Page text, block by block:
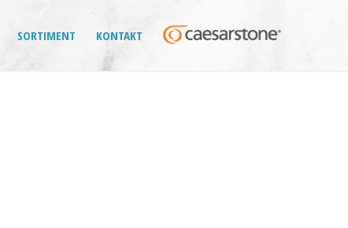
SORTIMENT KONTAKT